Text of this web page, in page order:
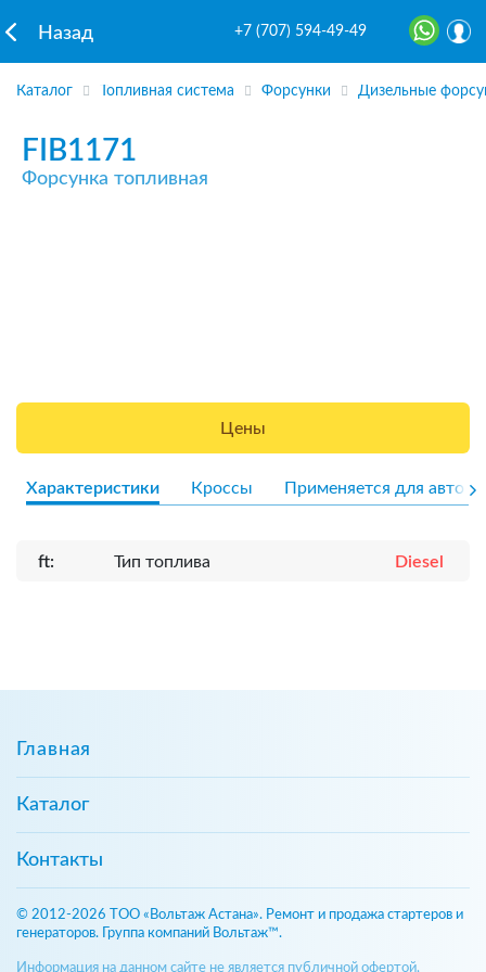
Назад +7 (707) 594-49-49
Каталог Топливная система Форсунки Дизельные
FIB1171
Форсунка топливная
Цены
Характеристики Кроссы Применяется для авто
ft: Тип топлива Diesel
Главная
Каталог
Контакты
© 2012-2026 ТОО «Вольтаж Астана». Ремонт и продажа стартеров и
генераторов. Группа компаний Вольтаж™.
Информация на данном сайте не является публичной офертой,